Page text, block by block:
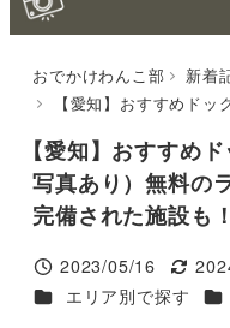
おでかけわんこ部 新着
【愛知】おすすめドッグラン15選（実際の
【愛知】おすすめ
写真あり）無料の
完備された施設も！
投稿日
2023/05/16
更新日
カテゴリー
エリア別で探す カ